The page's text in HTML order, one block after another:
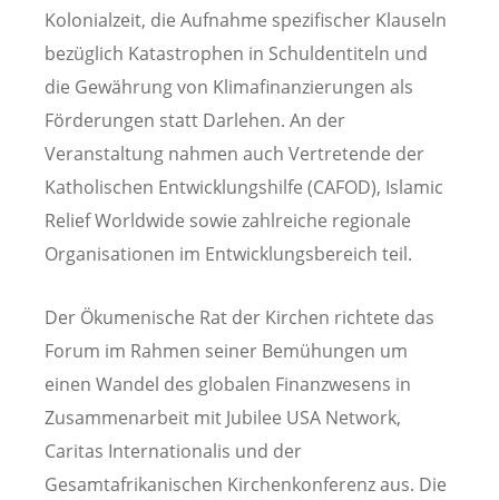
Kolonialzeit, die Aufnahme spezifischer Klauseln
bezüglich Katastrophen in Schuldentiteln und
die Gewährung von Klimafinanzierungen als
Förderungen statt Darlehen. An der
Veranstaltung nahmen auch Vertretende der
Katholischen Entwicklungshilfe (CAFOD), Islamic
Relief Worldwide sowie zahlreiche regionale
Organisationen im Entwicklungsbereich teil.
Der Ökumenische Rat der Kirchen richtete das
Forum im Rahmen seiner Bemühungen um
einen Wandel des globalen Finanzwesens in
Zusammenarbeit mit Jubilee USA Network,
Caritas Internationalis und der
Gesamtafrikanischen Kirchenkonferenz aus. Die